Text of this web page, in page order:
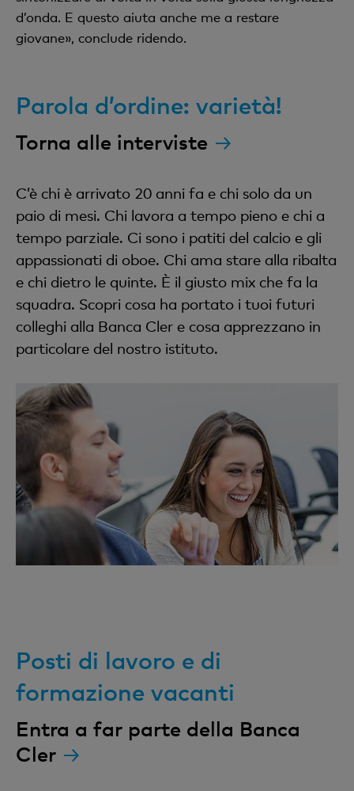
d’onda. E questo aiuta anche me a restare
giovane», conclude ridendo.
Parola d’ordine: varietà!
Torna alle interviste
C’è chi è arrivato 20 anni fa e chi solo da un
paio di mesi. Chi lavora a tempo pieno e chi a
tempo parziale. Ci sono i patiti del calcio e gli
appassionati di oboe. Chi ama stare alla ribalta
e chi dietro le quinte. È il giusto mix che fa la
squadra. Scopri cosa ha portato i tuoi futuri
colleghi alla Banca Cler e cosa apprezzano in
particolare del nostro istituto.
Posti di lavoro e di
formazione vacanti
Entra a far parte della Banca
Cler